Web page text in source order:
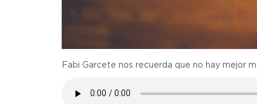
Fabi Garcete nos recuerda que no hay mejor